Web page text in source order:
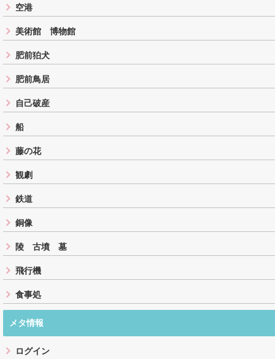
空港
美術館 博物館
肥前狛犬
肥前鳥居
自己破産
船
藤の花
観劇
鉄道
銅像
陵 古墳 墓
飛行機
食事処
メタ情報
ログイン